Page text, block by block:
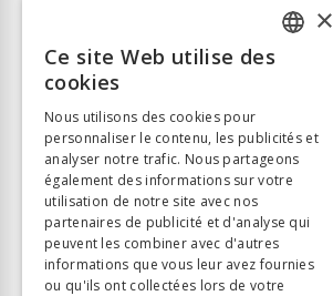
ITALIAN
×
Ce site Web utilise des
cookies
Nous utilisons des cookies pour
personnaliser le contenu, les publicités et
analyser notre trafic. Nous partageons
également des informations sur votre
utilisation de notre site avec nos
partenaires de publicité et d'analyse qui
peuvent les combiner avec d'autres
informations que vous leur avez fournies
ou qu'ils ont collectées lors de votre